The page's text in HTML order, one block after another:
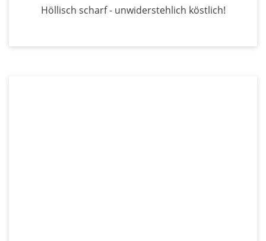
Höllisch scharf - unwiderstehlich köstlich!